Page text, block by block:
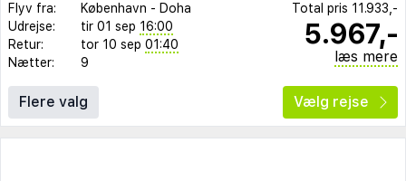
Flyv fra: København - Doha
Udrejse:
tir 01 sep 16:00
Retur:
tor 10 sep 01:40
Nætter:
9
Total pris 11.933,-
5.967,-
læs mere
Flere valg Vælg rejse